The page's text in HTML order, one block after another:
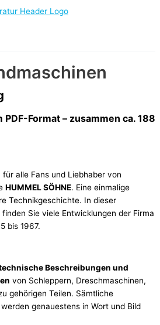
Format – zusammen ca. 188
für alle Fans und Liebhaber von
HUMMEL SÖHNE. Eine einmalige
Technikgeschichte. In dieser
Sie viele Entwicklungen der Firma
bis 1967.
Beschreibungen und
von Schleppern, Dreschmaschinen,
gehörigen Teilen. Sämtliche
genauestens in Wort und Bild